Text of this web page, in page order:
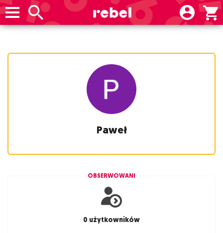
Paweł
OBSERWOWANI
0 użytkowników